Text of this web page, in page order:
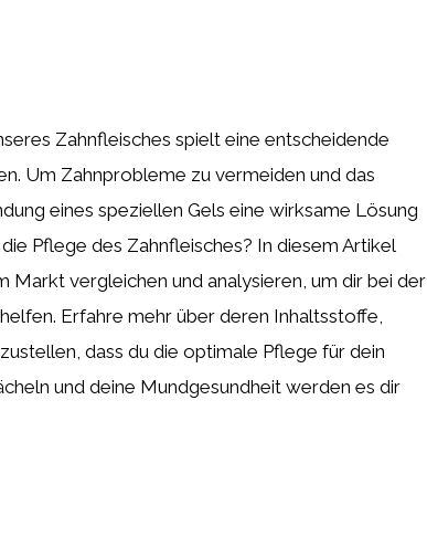
Zahnfleisches spielt eine entscheidende
Um Zahnprobleme zu vermeiden und das
eines speziellen Gels eine wirksame Lösung
Pflege des Zahnfleisches? In diesem Artikel
vergleichen und analysieren, um dir bei der
Erfahre mehr über deren Inhaltsstoffe,
dass du die optimale Pflege für dein
und deine Mundgesundheit werden es dir